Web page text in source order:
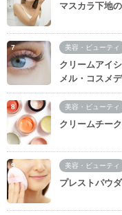
マスカラ下地
美容・ビューティ
クリームアイ
メル・コスメ
美容・ビューティ
クリームチー
美容・ビューティ
プレストパウ